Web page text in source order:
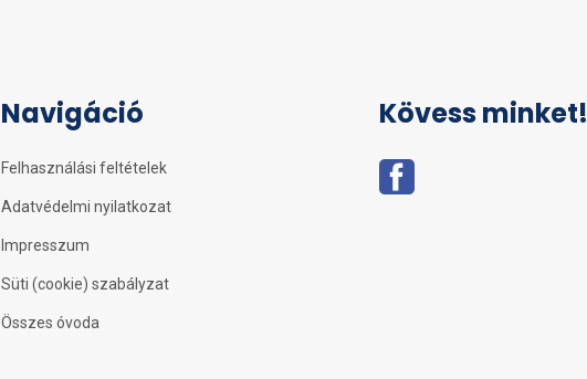
Navigáció
Felhasználási feltételek
Adatvédelmi nyilatkozat
Impresszum
Süti (cookie) szabályzat
Összes óvoda
Kövess minket!